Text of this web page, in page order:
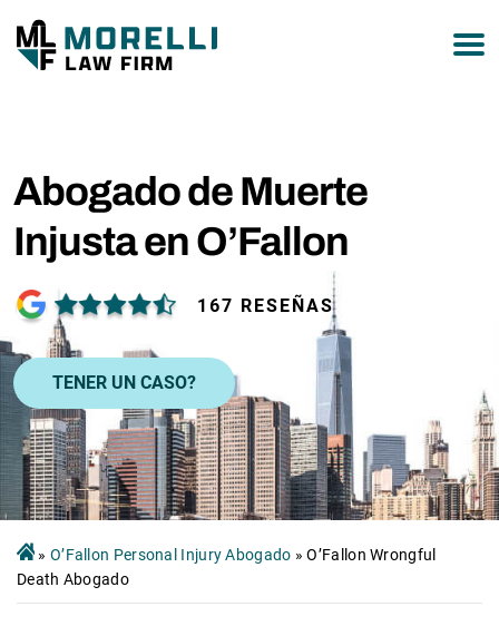
Abogado de Muerte
Injusta en O’Fallon
167 RESEÑAS
TENER UN CASO?
» O’Fallon Personal Injury Abogado »O’Fallon Wrongful
Death Abogado